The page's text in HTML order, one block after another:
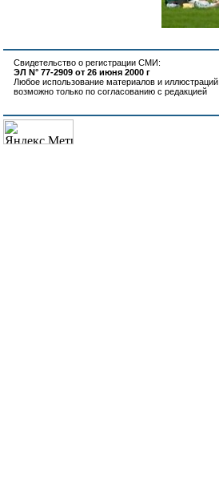
Свидетельство о регистрации СМИ:
ЭЛ N° 77-2909 от 26 июня 2000 г
Любое использование материалов и иллюстраций
возможно только по согласованию с редакцией